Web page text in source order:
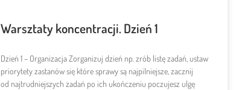
Warsztaty koncentracji. Dzień 1
Dzień 1 – Organizacja Zorganizuj dzień np. zrób listę zadań, ustaw
priorytety zastanów się które sprawy są najpilniejsze, zacznij
od najtrudniejszych zadań po ich ukończeniu poczujesz ulgę